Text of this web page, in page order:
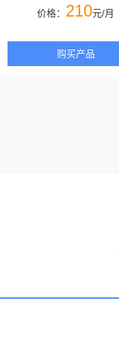
价格： 210元/月
购买产品